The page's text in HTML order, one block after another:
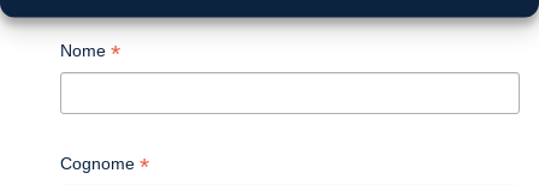
Nome *
Cognome *